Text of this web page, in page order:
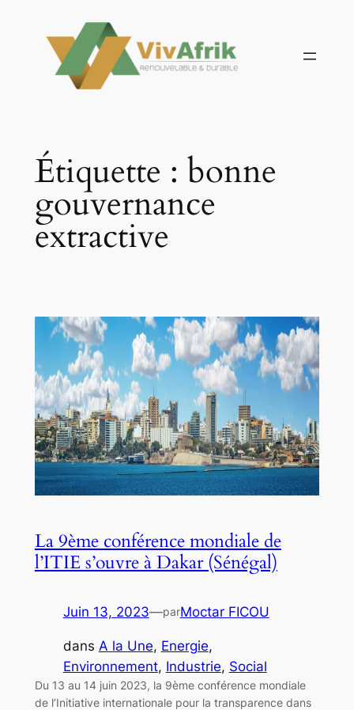
contenu
Étiquette : bonne
gouvernance
extractive
La 9ème conférence mondiale de
l’ITIE s’ouvre à Dakar (Sénégal)
Juin 13, 2023—parMoctar FICOU
dans A la Une, Energie
Environnement, Industrie, Social
Du 13 au 14 juin 2023, la 9ème conférence mondiale
de l’Initiative internationale pour la transparence dans